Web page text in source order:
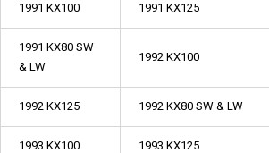
1991 KX100 1991 KX125
1991 KX80 SW
& LW
1992 KX100
1992 KX125 1992 KX80 SW & LW
1993 KX100 1993 KX125